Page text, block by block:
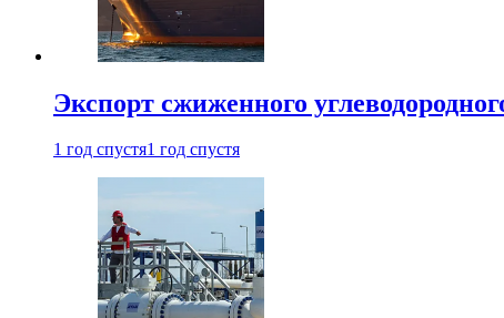
Экспорт сжиженного
1 год спустя1 год спустя